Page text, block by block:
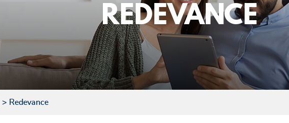
REDEVANCE
> Redevance